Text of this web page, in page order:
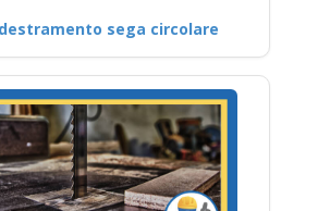
sega circolare